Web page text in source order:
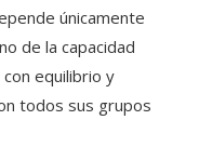
únicamente
de la capacidad
equilibrio y
todos sus grupos